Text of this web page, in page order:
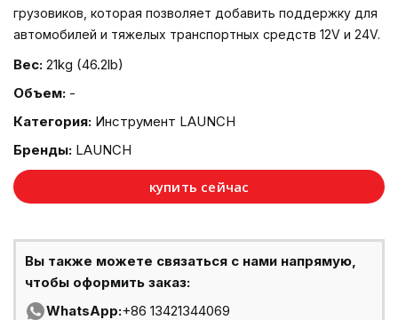
грузовиков, которая позволяет добавить поддержку для
автомобилей и тяжелых транспортных средств 12V и 24V.
Вес: 21kg (46.2lb)
Объем: -
Категория: Инструмент LAUNCH
Бренды: LAUNCH
купить сейчас
Вы также можете связаться с нами напрямую,
чтобы оформить заказ:
WhatsApp:+86 13421344069